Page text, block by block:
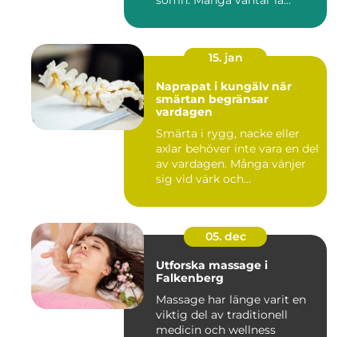
15. jan
Naprapat i kungälv när
smärtan begränsar
vardagen
Smärta i rygg, nacke eller
axlar behöver inte vara en del
av vardagen. Många vänjer
sig vid värk och...
05. dec
Utforska massage i
Falkenberg
Massage har länge varit en
viktig del av traditionell
medicin och wellness